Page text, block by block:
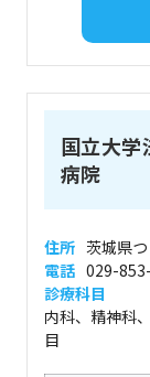
国立大
病院
住所 茨城県
電話 029-
診療科目
内科、精神科
目